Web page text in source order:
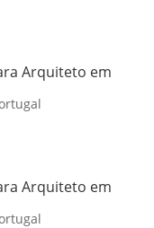
Arquiteto em
Arquiteto em